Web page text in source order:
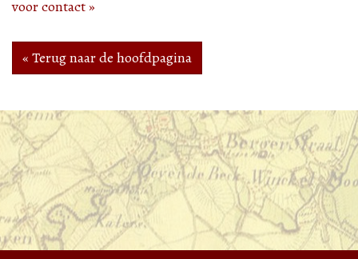
voor contact »
« Terug naar de hoofdpagina